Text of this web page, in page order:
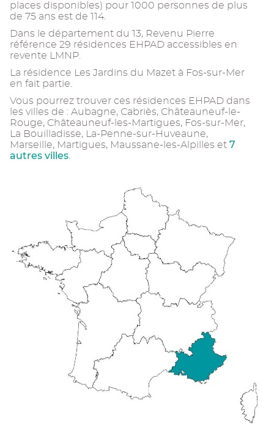
places disponibles) pour 1000 personnes de plus
de 75 ans est de 114.
Dans le département du 13, Revenu Pierre
référence 29 résidences EHPAD accessibles en
revente LMNP.
La résidence Les Jardins du Mazet à Fos-sur-Mer
en fait partie.
Vous pourrez trouver ces résidences EHPAD dans
les villes de : Aubagne, Cabriès, Châteauneuf-le-
Rouge, Châteauneuf-les-Martigues, Fos-sur-Mer,
La Bouilladisse, La-Penne-sur-Huveaune,
Marseille, Martigues, Maussane-les-Alpilles et 7
autres villes